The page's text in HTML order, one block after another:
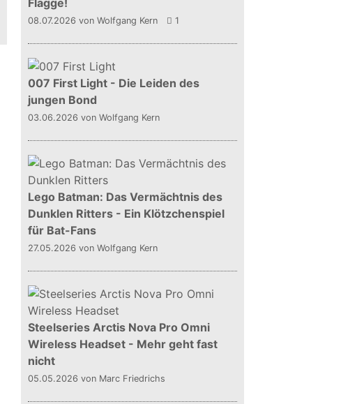
Flagge!
08.07.2026 von Wolfgang Kern 1
007 First Light - Die Leiden des
jungen Bond
03.06.2026 von Wolfgang Kern
Lego Batman: Das Vermächtnis des
Dunklen Ritters - Ein Klötzchenspiel
für Bat-Fans
27.05.2026 von Wolfgang Kern
Steelseries Arctis Nova Pro Omni
Wireless Headset - Mehr geht fast
nicht
05.05.2026 von Marc Friedrichs